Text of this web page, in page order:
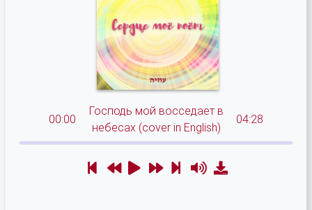
00:00
Господь мой восседает в
небесах (cover in English)
04:28